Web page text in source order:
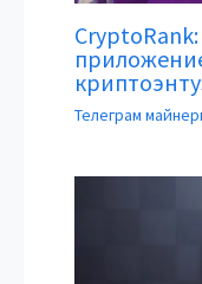
Телеграм